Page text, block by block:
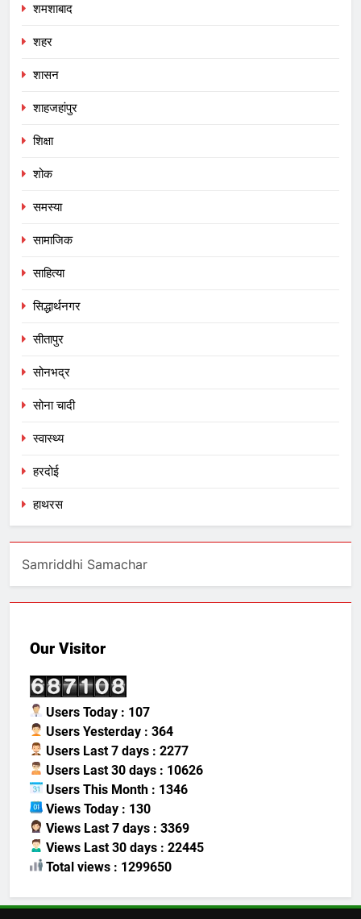
शमशाबाद
शहर
शासन
शाहजहांपुर
शिक्षा
शोक
समस्या
सामाजिक
साहित्या
सिद्धार्थनगर
सीतापुर
सोनभद्र
सोना चादी
स्वास्थ्य
हरदोई
हाथरस
Samriddhi Samachar
Our Visitor
Users Today : 107
Users Yesterday : 364
Users Last 7 days : 2277
Users Last 30 days : 10626
Users This Month : 1346
Views Today : 130
Views Last 7 days : 3369
Views Last 30 days : 22445
Total views : 1299650